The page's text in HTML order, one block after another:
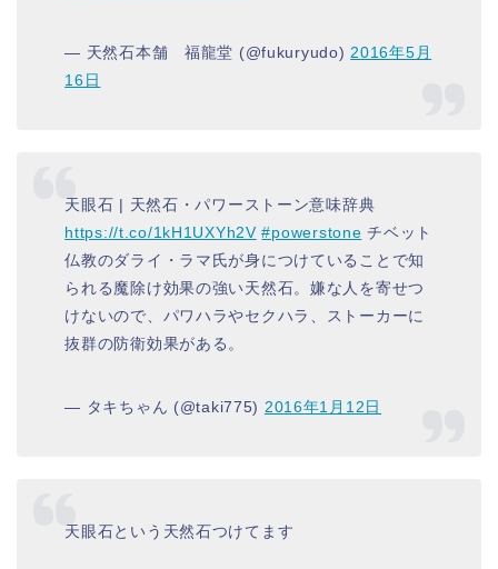
— 天然石本舗 福龍堂 (@fukuryudo)2016年5月
16日
天眼石 | 天然石・パワーストーン意味辞典
https://t.co/1kH1UXYh2V #powerstone チベット
仏教のダライ・ラマ氏が身につけていることで知
られる魔除け効果の強い天然石。嫌な人を寄せつ
けないので、パワハラやセクハラ、ストーカーに
抜群の防衛効果がある。
— タキちゃん (@taki775) 2016年1月12日
天眼石という天然石つけてます